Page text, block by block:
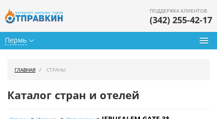
Пермь
ПОДДЕРЖКА КЛИЕНТОВ
(342) 255-42-17
ГЛАВНАЯ СТРАНЫ
Каталог стран и отелей